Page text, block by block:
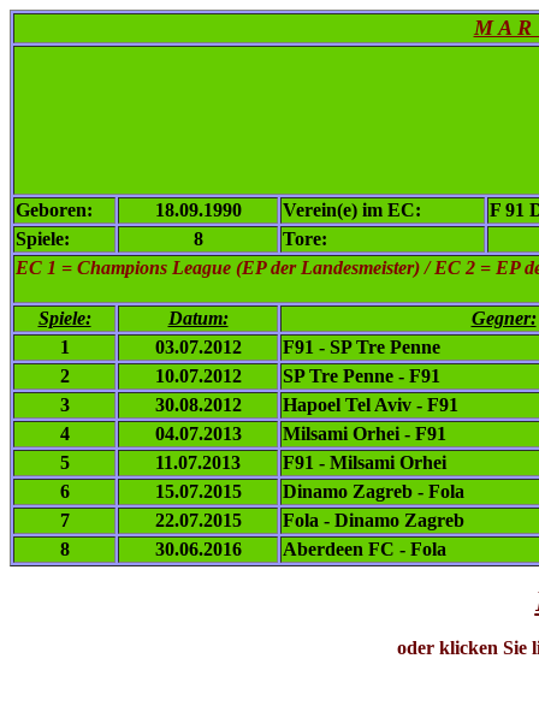
M A R
Geboren: 18.09.1990 Verein(e) im EC:
F 91
Spiele:
8
Tore:
EC 1 = Champions League (EP der Landesmeister) / EC 2 = EP
Spiele: Datum:
Gegner:
1
03.07.2012
F91 - SP Tre Penne
2
10.07.2012
SP Tre Penne - F91
3
30.08.2012
Hapoel Tel Aviv - F91
4
04.07.2013
Milsami Orhei - F91
5
11.07.2013
F91 - Milsami Orhei
6
15.07.2015
Dinamo Zagreb - Fola
7
22.07.2015
Fola - Dinamo Zagreb
8
30.06.2016 Aberdeen FC - Fola
oder klicken Sie